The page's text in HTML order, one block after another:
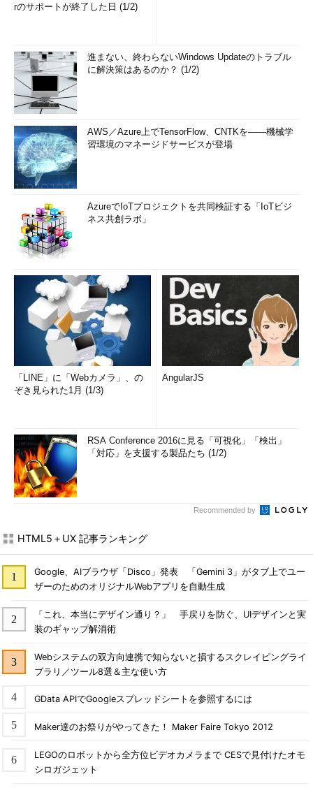
rのサポートが終了した日 (1/2)
進まない、終わらないWindows Updateのトラブル
に解決策はあるのか？ (1/2)
AWS／Azure上でTensorFlow、CNTKを――機械学
習環境のマネージドサービスが登場
AzureでIoTプロジェクトを共同検証する「IoTビジ
ネス共創ラボ」
「LINE」に「Webカメラ」、の
ぞき見られた1月 (1/3)
AngularJS
RSA Conference 2016に見る「可視化」「検出」
「対応」を支援する製品たち (1/2)
Recommended by
HTML5＋UX 記事ランキング
Google、AIブラウザ「Disco」発表 「Gemini 3」がタブ上でユー
ザーのためのオリジナルWebアプリを自動生成
「これ、本当にデザイン通り？」 手戻りを防ぐ、UIデザインと実
装のギャップ解消術
Webシステムの双方向連携で知らないと損するスクレイピングライ
ブラリ／ツール8選＆主な使い方
GData APIでGoogleスプレッドシートを参照するには
Maker達のお祭りがやってきた！ Maker Faire Tokyo 2012
LEGOのロボットから全方位ビデオカメラまで CESで見付けたオモ
シロガジェット